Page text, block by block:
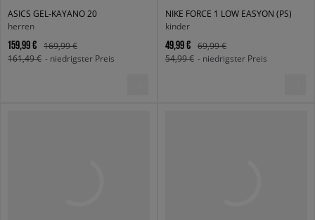
ASICS GEL-KAYANO 20
herren
159,99 €
169,99 €
161,49 € - niedrigster Preis
NIKE FORCE 1 LOW EASYON (PS)
kinder
49,99 €
69,99 €
54,99 € - niedrigster Preis